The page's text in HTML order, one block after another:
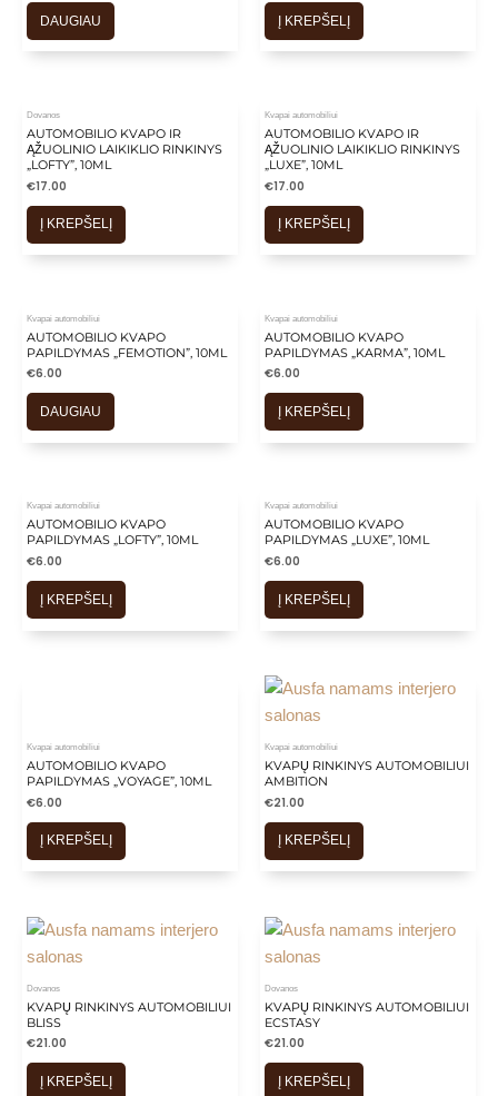
DAUGIAU Į KREPŠELĮ
Dovanos
AUTOMOBILIO KVAPO IR
ĄŽUOLINIO LAIKIKLIO RINKINYS
„LOFTY”, 10ML
€17.00
Į KREPŠELĮ
Kvapai automobiliui
AUTOMOBILIO KVAPO IR
ĄŽUOLINIO LAIKIKLIO RINKINYS
„LUXE”, 10ML
€17.00
Į KREPŠELĮ
IŠPARDUOTA
Kvapai automobiliui
AUTOMOBILIO KVAPO
PAPILDYMAS „FEMOTION”, 10ML
€6.00
DAUGIAU
Kvapai automobiliui
AUTOMOBILIO KVAPO
PAPILDYMAS „KARMA”, 10ML
€6.00
Į KREPŠELĮ
Kvapai automobiliui
AUTOMOBILIO KVAPO
PAPILDYMAS „LOFTY”, 10ML
€6.00
Į KREPŠELĮ
Kvapai automobiliui
AUTOMOBILIO KVAPO
PAPILDYMAS „LUXE”, 10ML
€6.00
Į KREPŠELĮ
Kvapai automobiliui
AUTOMOBILIO KVAPO
PAPILDYMAS „VOYAGE”, 10ML
€6.00
Į KREPŠELĮ
Kvapai automobiliui
KVAPŲ RINKINYS AUTOMOBILIUI
AMBITION
€21.00
Į KREPŠELĮ
Dovanos
KVAPŲ RINKINYS AUTOMOBILIUI
BLISS
€21.00
Į KREPŠELĮ
Dovanos
KVAPŲ RINKINYS AUTOMOBILIUI
ECSTASY
€21.00
Į KREPŠELĮ